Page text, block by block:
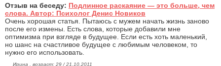
Отзыв на беседу: Подлинное раскаяние — это больше, чем
слова. Автор: Психолог Денис Новиков
Очень хорошая статья. Пытаюсь с мужем начать жизнь заново
после его измены. Есть слова, которые добавили мне
оптимизма при взгляде в будущее. Если есть хоть маленький,
но шанс на счастливое будущее с любимым человеком, то
нужно его использовать.
Ирина , возраст: 29 / 21.10.2011